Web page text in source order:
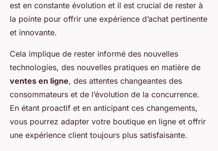
est en constante évolution et il est crucial de rester à
la pointe pour offrir une expérience d’achat pertinente
et innovante.
Cela implique de rester informé des nouvelles
technologies, des nouvelles pratiques en matière de
ventes en ligne, des attentes changeantes des
consommateurs et de l’évolution de la concurrence.
En étant proactif et en anticipant ces changements,
vous pourrez adapter votre boutique en ligne et offrir
une expérience client toujours plus satisfaisante.